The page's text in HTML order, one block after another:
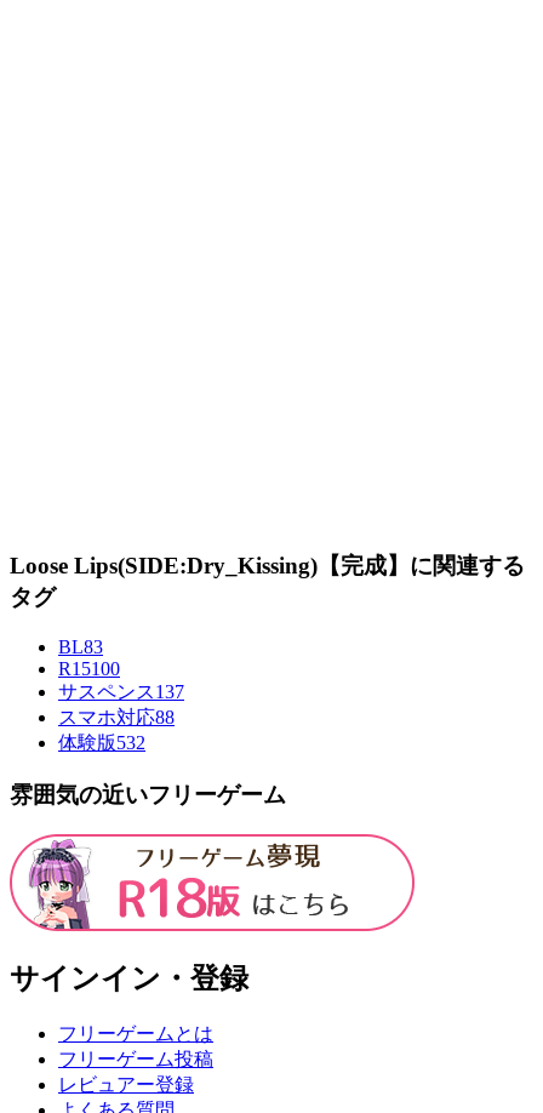
Loose Lips(SIDE:Dry_Kissing)【完成】に関連する
タグ
BL83
R15100
サスペンス137
スマホ対応88
体験版532
雰囲気の近いフリーゲーム
サインイン・登録
フリーゲームとは
フリーゲーム投稿
レビュアー登録